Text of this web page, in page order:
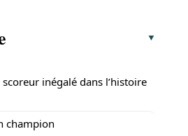
scoreur inégalé dans l’histoire
champion